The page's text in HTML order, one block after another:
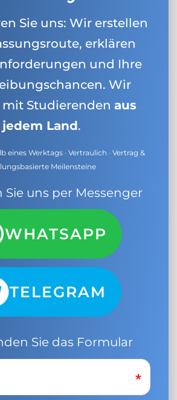
Sie uns: Wir erstellen
erklären
und Ihre
Wir
Studierenden aus
jedem Land.
Werktags · Vertraulich · Vertrag &
Meilensteine
Sie uns per Messenger
WHATSAPP
TELEGRAM
Sie das Formular